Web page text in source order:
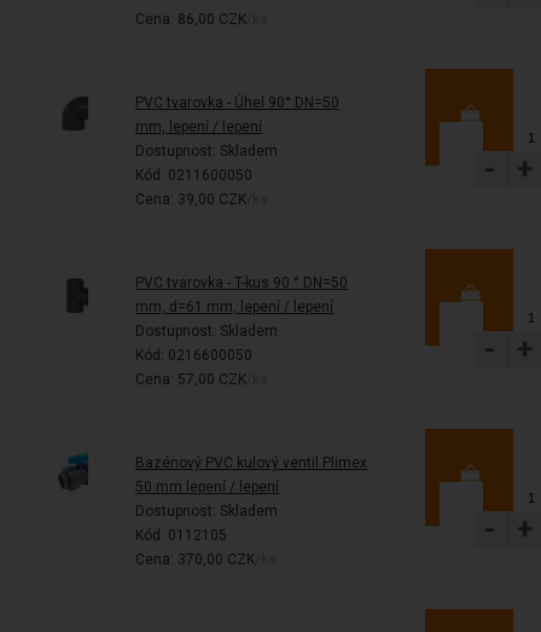
Cena: 86,00 CZK
PVC tvarovka - Úhel 90° DN=50
mm, lepení / lepení
Dostupnost: Skladem
Kód: 0211600050
Cena: 39,00 CZK
- +
PVC tvarovka - T-kus 90 ° DN=50
mm, d=61 mm, lepení / lepení
Dostupnost: Skladem
Kód: 0216600050
Cena: 57,00 CZK
- +
Bazénový PVC kulový ventil Plimex
50 mm lepení / lepení
Dostupnost: Skladem
Kód: 0112105
Cena: 370,00 CZK
- +